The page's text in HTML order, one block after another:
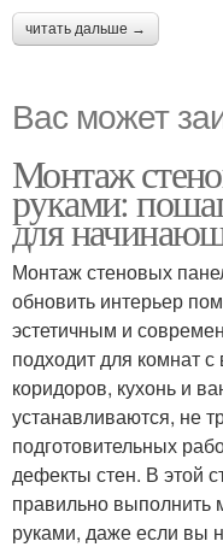
читать дальше →
Вас может
Монтаж
руками:
для
Монтаж стеновых
обновить интерьер
эстетичным и
подходит для комнат
коридоров, кухонь и
устанавливаются, не
подготовительных
дефекты стен. В этой
правильно выполнить
руками, даже если вы